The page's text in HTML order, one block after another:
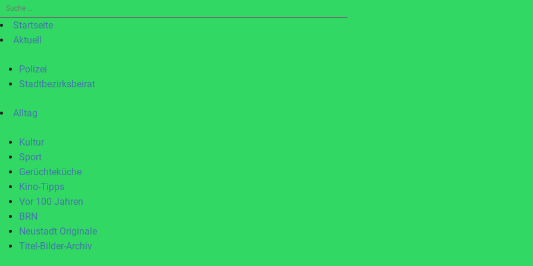
Suche
nach:Startseite
Aktuell
Polizei
Stadtbezirksbeirat
Alltag
Kultur
Sport
Gerüchteküche
Kino-Tipps
Vor 100 Jahren
BRN
Neustadt Originale
Titel-Bilder-Archiv